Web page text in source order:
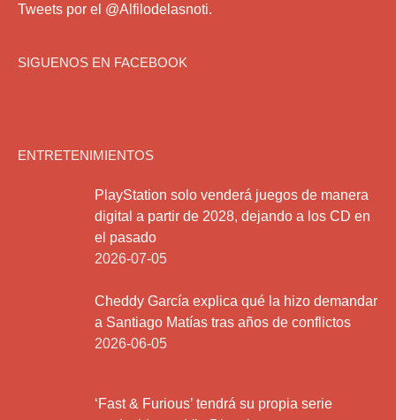
Tweets por el @Alfilodelasnoti.
SIGUENOS EN FACEBOOK
ENTRETENIMIENTOS
PlayStation solo venderá juegos de manera
digital a partir de 2028, dejando a los CD en
el pasado
2026-07-05
Cheddy García explica qué la hizo demandar
a Santiago Matías tras años de conflictos
2026-06-05
‘Fast & Furious’ tendrá su propia serie